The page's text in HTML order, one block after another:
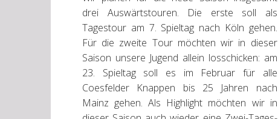
drei Auswärtstouren. Die erste soll als
Tagestour am 7. Spieltag nach Köln gehen.
Für die zweite Tour möchten wir in dieser
Saison unsere Jugend allein losschicken: am
23. Spieltag soll es im Februar für alle
Coesfelder Knappen bis 25 Jahren nach
Mainz gehen. Als Highlight möchten wir in